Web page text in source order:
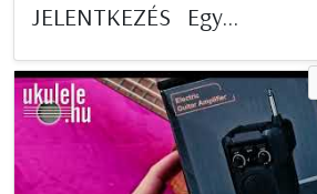
JELENTKEZÉS Egy...